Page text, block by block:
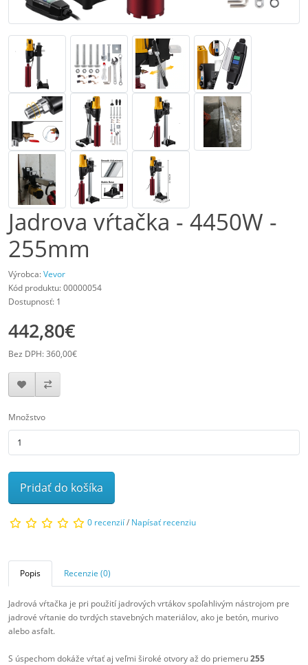
Jadrova vŕtačka - 4450W -
255mm
Výrobca:Vevor
Kód produktu: 00000054
Dostupnosť: 1
442,80€
Bez DPH: 360,00€
Množstvo
Pridať do košíka
0 recenzií/ Napísať recenziu
Popis Recenzie (0)
Jadrová vŕtačka je pri použití jadrových vrtákov spoľahlivým nástrojom pre
jadrové vŕtanie do tvrdých stavebných materiálov, ako je betón, murivo
alebo asfalt.
S úspechom dokáže vŕtať aj veľmi široké otvory až do priemeru255